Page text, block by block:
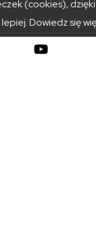
(cookies),
lepiej.Dowiedz się